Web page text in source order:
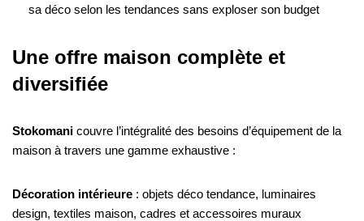
sa déco selon les tendances sans exploser son budget
Une offre maison complète et
diversifiée
Stokomani couvre l’intégralité des besoins d’équipement de la
maison à travers une gamme exhaustive :
Décoration intérieure : objets déco tendance, luminaires
design, textiles maison, cadres et accessoires muraux